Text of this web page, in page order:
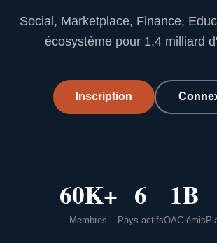
Social, Marketplace, Finance,
écosystème pour 1,4 milliard
Inscription
60K+
Membres
6
Pays actifs
1B
OAC émis